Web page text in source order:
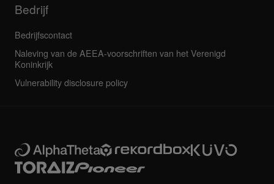
Bedrijf
Bedrijfscontact
Naleving van de AEEA-voorschriften van het Verenigd
Koninkrijk
Vulnerability disclosure policy